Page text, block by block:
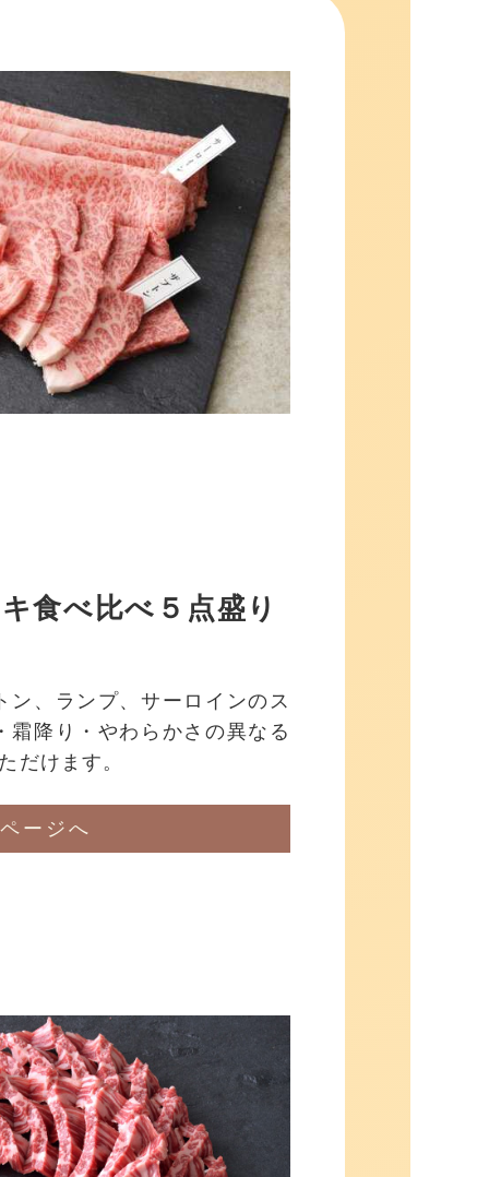
食べ比べ５点盛り
ン、ランプ、サーロインのス
霜降り・やわらかさの異なる
だけます。
ージへ